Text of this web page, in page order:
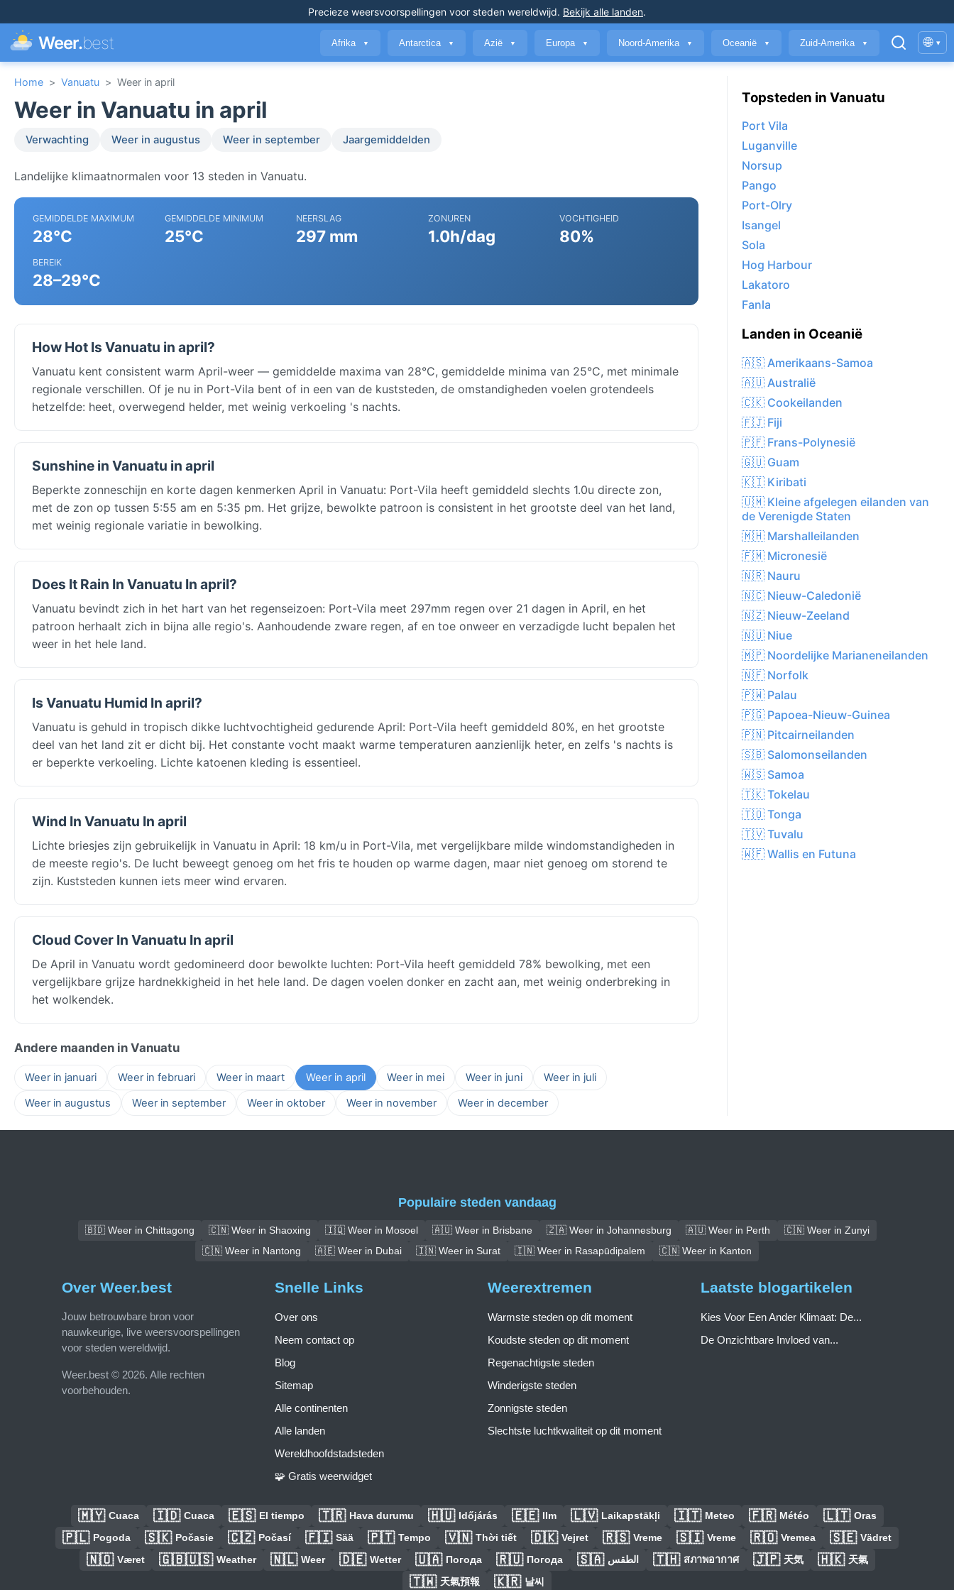
Precieze weersvoorspellingen voor steden wereldwijd. Bekijk alle landen.
Weer.best Afrika ▼ Antarctica ▼ Azië ▼ Europa ▼ Noord-Amerika ▼ Oceanië ▼ Zuid-Amerika ▼ 🌐 ▾
Home > Vanuatu > Weer in april
Weer in Vanuatu in april
Verwachting Weer in augustus Weer in september Jaargemiddelden
Landelijke klimaatnormalen voor 13 steden in Vanuatu.
GEMIDDELDE MAXIMUM
28°C
GEMIDDELDE MINIMUM
25°C
NEERSLAG
297 mm
ZONUREN
1.0h/dag
VOCHTIGHEID
80%
BEREIK
28–29°C
How Hot Is Vanuatu in april?
Vanuatu kent consistent warm April-weer — gemiddelde maxima van 28°C, gemiddelde minima van 25°C, met minimale
regionale verschillen. Of je nu in Port-Vila bent of in een van de kuststeden, de omstandigheden voelen grotendeels
hetzelfde: heet, overwegend helder, met weinig verkoeling 's nachts.
Sunshine in Vanuatu in april
Beperkte zonneschijn en korte dagen kenmerken April in Vanuatu: Port-Vila heeft gemiddeld slechts 1.0u directe zon,
met de zon op tussen 5:55 am en 5:35 pm. Het grijze, bewolkte patroon is consistent in het grootste deel van het land,
met weinig regionale variatie in bewolking.
Does It Rain In Vanuatu In april?
Vanuatu bevindt zich in het hart van het regenseizoen: Port-Vila meet 297mm regen over 21 dagen in April, en het
patroon herhaalt zich in bijna alle regio's. Aanhoudende zware regen, af en toe onweer en verzadigde lucht bepalen het
weer in het hele land.
Is Vanuatu Humid In april?
Vanuatu is gehuld in tropisch dikke luchtvochtigheid gedurende April: Port-Vila heeft gemiddeld 80%, en het grootste
deel van het land zit er dicht bij. Het constante vocht maakt warme temperaturen aanzienlijk heter, en zelfs 's nachts is
er beperkte verkoeling. Lichte katoenen kleding is essentieel.
Wind In Vanuatu In april
Lichte briesjes zijn gebruikelijk in Vanuatu in April: 18 km/u in Port-Vila, met vergelijkbare milde windomstandigheden in
de meeste regio's. De lucht beweegt genoeg om het fris te houden op warme dagen, maar niet genoeg om storend te
zijn. Kuststeden kunnen iets meer wind ervaren.
Cloud Cover In Vanuatu In april
De April in Vanuatu wordt gedomineerd door bewolkte luchten: Port-Vila heeft gemiddeld 78% bewolking, met een
vergelijkbare grijze hardnekkigheid in het hele land. De dagen voelen donker en zacht aan, met weinig onderbreking in
het wolkendek.
Andere maanden in Vanuatu
Weer in januari Weer in februari Weer in maart Weer in april Weer in mei Weer in juni
Weer in juli
Weer in augustus
Weer in september Weer in oktober Weer in november Weer in december
Topsteden in Vanuatu
Port Vila
Luganville
Norsup
Pango
Port-Olry
Isangel
Sola
Hog Harbour
Lakatoro
Fanla
Landen in Oceanië
🇦🇸 Amerikaans-Samoa
🇦🇺 Australië
🇨🇰 Cookeilanden
🇫🇯 Fiji
🇵🇫 Frans-Polynesië
🇬🇺 Guam
🇰🇮 Kiribati
🇺🇲 Kleine afgelegen eilanden van
de Verenigde Staten
🇲🇭 Marshalleilanden
🇫🇲 Micronesië
🇳🇷 Nauru
🇳🇨 Nieuw-Caledonië
🇳🇿 Nieuw-Zeeland
🇳🇺 Niue
🇲🇵 Noordelijke Marianeneilanden
🇳🇫 Norfolk
🇵🇼 Palau
🇵🇬 Papoea-Nieuw-Guinea
🇵🇳 Pitcairneilanden
🇸🇧 Salomonseilanden
🇼🇸 Samoa
🇹🇰 Tokelau
🇹🇴 Tonga
🇹🇻 Tuvalu
🇼🇫 Wallis en Futuna
Populaire steden vandaag
🇧🇩 Weer in Chittagong 🇨🇳 Weer in Shaoxing 🇮🇶 Weer in Mosoel 🇦🇺 Weer in Brisbane 🇿🇦 Weer in Johannesburg 🇦🇺 Weer in Perth
🇨🇳 Weer in Zunyi
🇨🇳 Weer in Nantong
🇦🇪 Weer in Dubai 🇮🇳 Weer in Surat 🇮🇳 Weer in Rasapūdipalem 🇨🇳 Weer in Kanton
Over Weer.best
Jouw betrouwbare bron voor
nauwkeurige, live weersvoorspellingen
voor steden wereldwijd.
Weer.best © 2026. Alle rechten
voorbehouden.
Snelle Links
Over ons
Neem contact op
Blog
Sitemap
Alle continenten
Alle landen
Wereldhoofdstadsteden
🧩 Gratis weerwidget
Weerextremen
Warmste steden op dit moment
Koudste steden op dit moment
Regenachtigste steden
Winderigste steden
Zonnigste steden
Slechtste luchtkwaliteit op dit moment
Laatste blogartikelen
Kies Voor Een Ander Klimaat: De...
De Onzichtbare Invloed van...
🇲🇾 Cuaca 🇮🇩 Cuaca 🇪🇸 El tiempo 🇹🇷 Hava durumu 🇭🇺 Időjárás 🇪🇪 Ilm 🇱🇻 Laikapstākļi 🇮🇹 Meteo 🇫🇷 Météo 🇱🇹 Oras
🇵🇱 Pogoda 🇸🇰 Počasie 🇨🇿 Počasí 🇫🇮 Sää 🇵🇹 Tempo 🇻🇳 Thời tiết 🇩🇰 Vejret 🇷🇸 Vreme 🇸🇮 Vreme 🇷🇴 Vremea 🇸🇪 Vädret
🇳🇴 Været 🇬🇧🇺🇸 Weather 🇳🇱 Weer 🇩🇪 Wetter 🇺🇦 Погода 🇷🇺 Погода 🇸🇦 الطقس 🇹🇭 สภาพอากาศ 🇯🇵 天気 🇭🇰 天氣
🇹🇼 天氣預報 🇰🇷 날씨